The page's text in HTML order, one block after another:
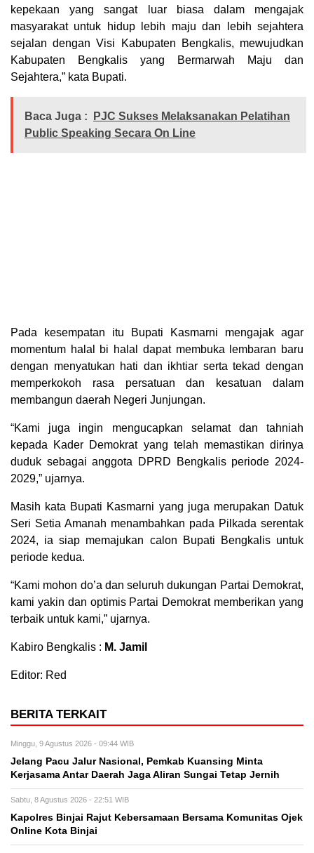
kepekaan yang sangat luar biasa dalam mengajak
masyarakat untuk hidup lebih maju dan lebih sejahtera
sejalan dengan Visi Kabupaten Bengkalis, mewujudkan
Kabupaten Bengkalis yang Bermarwah Maju dan
Sejahtera,” kata Bupati.
Baca Juga :
PJC Sukses Melaksanakan Pelatihan
Public Speaking Secara On Line
Pada kesempatan itu Bupati Kasmarni mengajak agar
momentum halal bi halal dapat membuka lembaran baru
dengan menyatukan hati dan ikhtiar serta tekad dengan
memperkokoh rasa persatuan dan kesatuan dalam
membangun daerah Negeri Junjungan.
“Kami juga ingin mengucapkan selamat dan tahniah
kepada Kader Demokrat yang telah memastikan dirinya
duduk sebagai anggota DPRD Bengkalis periode 2024-
2029,” ujarnya.
Masih kata Bupati Kasmarni yang juga merupakan Datuk
Seri Setia Amanah menambahkan pada Pilkada serentak
2024, ia siap memajukan calon Bupati Bengkalis untuk
periode kedua.
“Kami mohon do’a dan seluruh dukungan Partai Demokrat,
kami yakin dan optimis Partai Demokrat memberikan yang
terbaik untuk kami,” ujarnya.
Kabiro Bengkalis : M. Jamil
Editor: Red
BERITA TERKAIT
Minggu, 9 Agustus 2026 - 09:44 WIB
Jelang Pacu Jalur Nasional, Pemkab Kuansing Minta
Kerjasama Antar Daerah Jaga Aliran Sungai Tetap Jernih
Sabtu, 8 Agustus 2026 - 22:51 WIB
Kapolres Binjai Rajut Kebersamaan Bersama Komunitas Ojek
Online Kota Binjai